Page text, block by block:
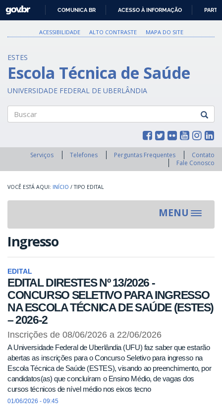
PARA
O
GOVBR
COMUNICA BR ACESSO À INFORMAÇÃO
ACESSIBILIDADE ALTO CONTRASTE MAPA DO SITE
ESTES
Escola Técnica de Saúde
UNIVERSIDADE FEDERAL DE UBERLÂNDIA
Serviços Telefones Perguntas Frequentes
Contato
Fale Conosco
INÍCIO / TIPO EDITAL
MENU
Toggle
Ingresso
EDITAL
EDITAL DIRESTES Nº 13/2026 -
CONCURSO SELETIVO PARA INGRESSO
NA ESCOLA TÉCNICA DE SAÚDE (ESTES)
– 2026-2
Inscrições de 08/06/2026 a 22/06/2026
A Universidade Federal de Uberlândia (UFU) faz saber que estarão
abertas as inscrições para o Concurso Seletivo para ingresso na
Escola Técnica de Saúde (ESTES), visando ao preenchimento, por
candidatos(as) que concluíram o Ensino Médio, de vagas dos
cursos técnicos de nível médio nos eixos tecno
01/06/2026 - 09:45